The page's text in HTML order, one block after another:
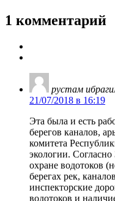
1 комментарий
рустам
21/07/2018 в 16:19
Эта была и есть
берегов каналов,
комитета
экологии.
охране водотоков
берегах рек,
инспекторские
водотоков и